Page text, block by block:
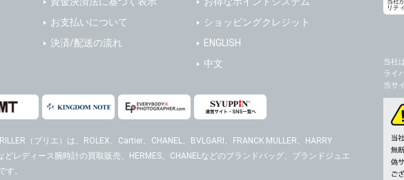
４．ご提供の任意性
当社への個人情報の提供はお客様の任意ですが、必要な個人情報をご提供いただけない場合、
ますのでご了承下さい。
当社ホームページでは、利用者が当社ホームページに再訪問される際、より便利に当社ホーム
キーを使用する場合があります。
また利用者の統計的分析のため、または掲載された広告にクッキーを使用する場合があります。
６．個人情報に関するお問合せ対応
(1)当社は、当社の保有する個人データに関し、ご本人から利用目的の通知，開示，内容の訂正
お支払いについて
決済/配送の流れ
ショッピングクレジット
ENGLISH
中文
（ブリエ） は、ROLEX、Cartier、CHANEL、BVLGARI、FRANCK MULLER、HARRY
どレディース腕時計の買取販売、HERMES、CHANELなどのブランドバッグ、ブランドジュエ
す。
当社
リテ
当社
ライ
当サ